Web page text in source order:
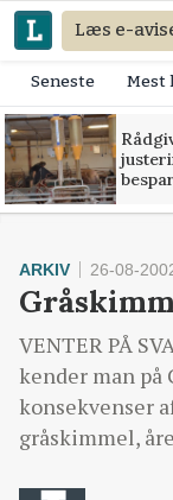
Læs e-
Seneste Mest
ARKIV 26-08-
VENTER PÅ
kender man på
konsekvenser
gråskimmel,